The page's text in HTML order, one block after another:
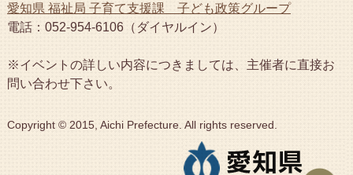
愛知県 福祉局 子育て支援課 子ども政策グループ
電話：052-954-6106（ダイヤルイン）
※イベントの詳しい内容につきましては、主催者に直接お
問い合わせ下さい。
Copyright © 2015, Aichi Prefecture. All rights reserved.